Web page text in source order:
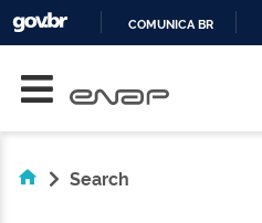
COMUNICA BR
Search